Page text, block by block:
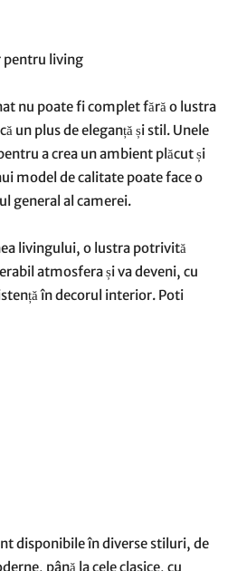
pentru living
nu poate fi complet fără o lustra
un plus de eleganță și stil. Unele
a crea un ambient plăcut și
model de calitate poate face o
general al camerei.
livingului, o lustra potrivită
atmosfera și va deveni, cu
în decorul interior. Poti
disponibile în diverse stiluri, de
până la cele clasice, cu